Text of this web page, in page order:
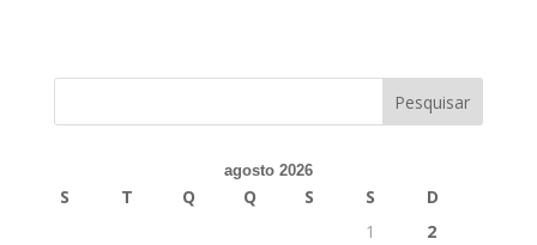
agosto 2026
S T Q Q S S
D
1
2